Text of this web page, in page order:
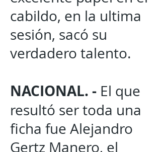
cabildo, en la ultima
sesión, sacó su
verdadero talento.
NACIONAL. - El que
resultó ser toda una
ficha fue Alejandro
Gertz Manero, el